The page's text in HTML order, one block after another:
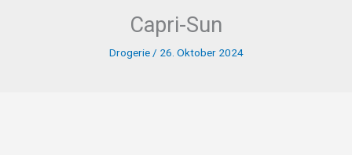
Capri-Sun
Drogerie/ 26. Oktober 2024